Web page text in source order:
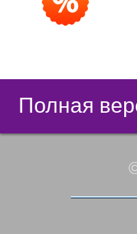
Полная